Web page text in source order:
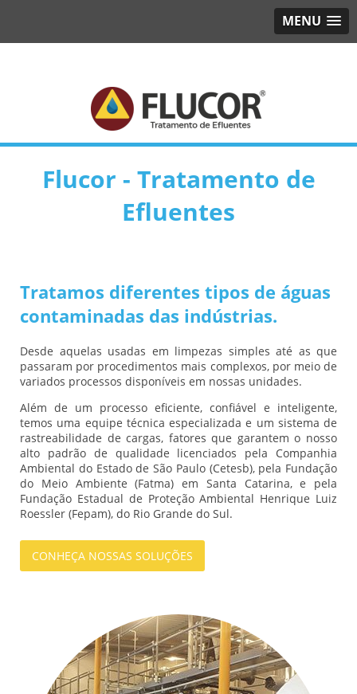
MENU
Flucor - Tratamento de
Efluentes
Tratamos diferentes tipos de águas
contaminadas das indústrias.
Desde aquelas usadas em limpezas simples até as que
passaram por procedimentos mais complexos, por meio de
variados processos disponíveis em nossas unidades.
Além de um processo eficiente, confiável e inteligente,
temos uma equipe técnica especializada e um sistema de
rastreabilidade de cargas, fatores que garantem o nosso
alto padrão de qualidade licenciados pela Companhia
Ambiental do Estado de São Paulo (Cetesb), pela Fundação
do Meio Ambiente (Fatma) em Santa Catarina, e pela
Fundação Estadual de Proteção Ambiental Henrique Luiz
Roessler (Fepam), do Rio Grande do Sul.
CONHEÇA NOSSAS SOLUÇÕES